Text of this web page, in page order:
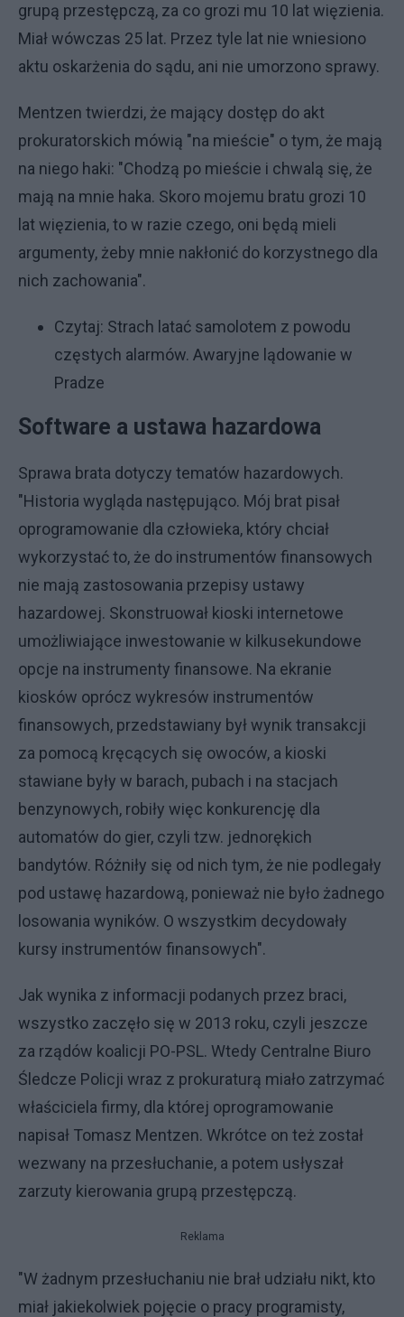
grupą przestępczą, za co grozi mu 10 lat więzienia.
Miał wówczas 25 lat. Przez tyle lat nie wniesiono
aktu oskarżenia do sądu, ani nie umorzono sprawy.
Mentzen twierdzi, że mający dostęp do akt
prokuratorskich mówią "na mieście" o tym, że mają
na niego haki: "Chodzą po mieście i chwalą się, że
mają na mnie haka. Skoro mojemu bratu grozi 10
lat więzienia, to w razie czego, oni będą mieli
argumenty, żeby mnie nakłonić do korzystnego dla
nich zachowania".
Czytaj: Strach latać samolotem z powodu
częstych alarmów. Awaryjne lądowanie w
Pradze
Software a ustawa hazardowa
Sprawa brata dotyczy tematów hazardowych.
"Historia wygląda następująco. Mój brat pisał
oprogramowanie dla człowieka, który chciał
wykorzystać to, że do instrumentów finansowych
nie mają zastosowania przepisy ustawy
hazardowej. Skonstruował kioski internetowe
umożliwiające inwestowanie w kilkusekundowe
opcje na instrumenty finansowe. Na ekranie
kiosków oprócz wykresów instrumentów
finansowych, przedstawiany był wynik transakcji
za pomocą kręcących się owoców, a kioski
stawiane były w barach, pubach i na stacjach
benzynowych, robiły więc konkurencję dla
automatów do gier, czyli tzw. jednorękich
bandytów. Różniły się od nich tym, że nie podlegały
pod ustawę hazardową, ponieważ nie było żadnego
losowania wyników. O wszystkim decydowały
kursy instrumentów finansowych".
Jak wynika z informacji podanych przez braci,
wszystko zaczęło się w 2013 roku, czyli jeszcze
za rządów koalicji PO-PSL. Wtedy Centralne Biuro
Śledcze Policji wraz z prokuraturą miało zatrzymać
właściciela firmy, dla której oprogramowanie
napisał Tomasz Mentzen. Wkrótce on też został
wezwany na przesłuchanie, a potem usłyszał
zarzuty kierowania grupą przestępczą.
Reklama
"W żadnym przesłuchaniu nie brał udziału nikt, kto
miał jakiekolwiek pojęcie o pracy programisty,